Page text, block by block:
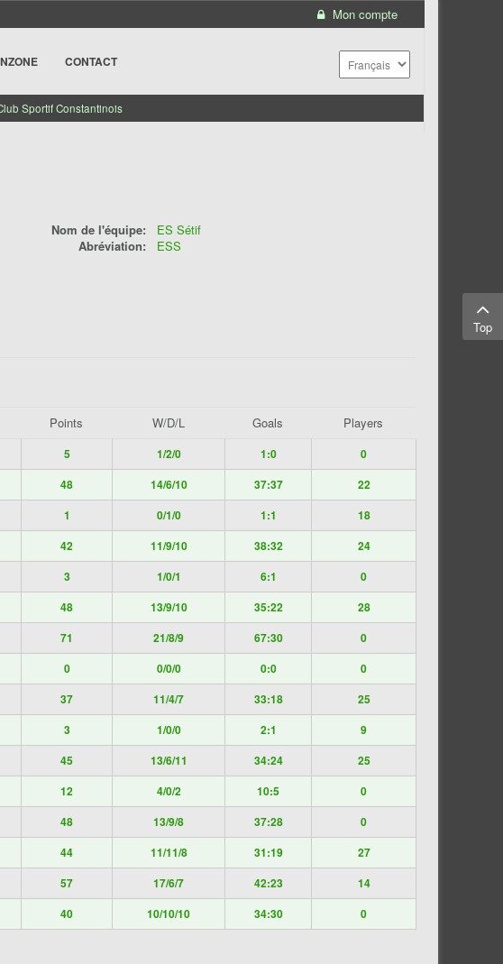
Mon compte
CONTACT
Sportif Constantinois
Nom de l'équipe:
ES Sétif
Abréviation:
ESS
Points W/D/L Goals Players
5 1/2/0 1:0
0
48 14/6/10 37:37
22
1 0/1/0 1:1
18
42 11/9/10 38:32
24
3 1/0/1 6:1
0
48 13/9/10 35:22
28
71 21/8/9 67:30
0
0 0/0/0 0:0
0
37 11/4/7 33:18
25
3 1/0/0 2:1
9
45 13/6/11 34:24
25
12 4/0/2 10:5
0
48 13/9/8 37:28
0
44 11/11/8 31:19
27
57 17/6/7 42:23
14
40 10/10/10 34:30 0
Top